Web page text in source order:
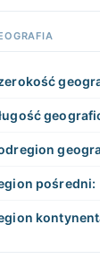
pośredni: